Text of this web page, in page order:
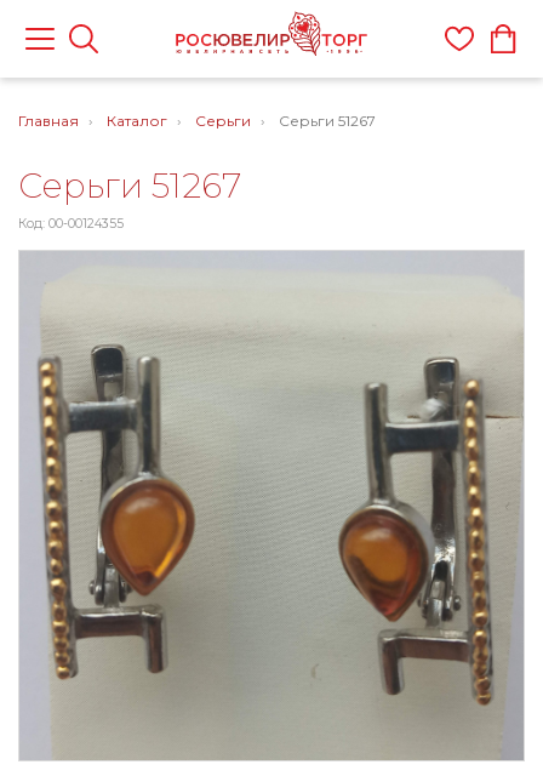
Главная Каталог Серьги Серьги 51267
Серьги 51267
Код: 00-00124355